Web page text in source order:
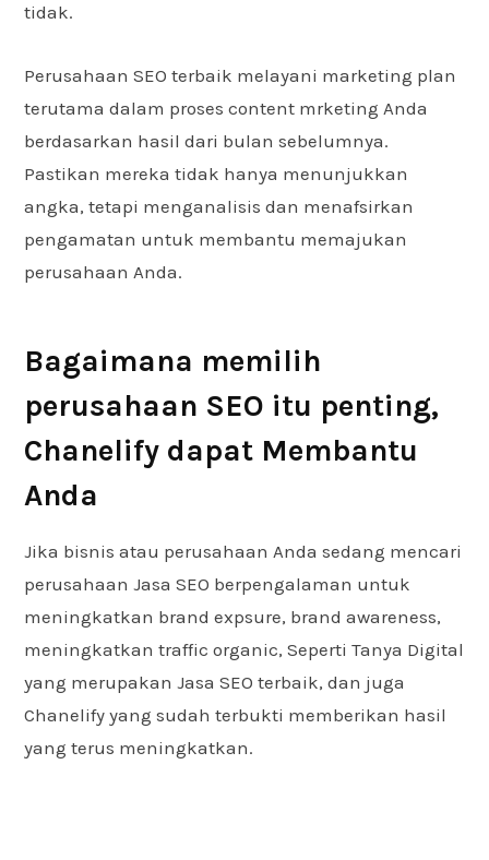
tidak.
Perusahaan SEO terbaik melayani marketing plan
terutama dalam proses content mrketing Anda
berdasarkan hasil dari bulan sebelumnya.
Pastikan mereka tidak hanya menunjukkan
angka, tetapi menganalisis dan menafsirkan
pengamatan untuk membantu memajukan
perusahaan Anda.
Bagaimana memilih
perusahaan SEO itu penting,
Chanelify dapat Membantu
Anda
Jika bisnis atau perusahaan Anda sedang mencari
perusahaan Jasa SEO berpengalaman untuk
meningkatkan brand expsure, brand awareness,
meningkatkan traffic organic, Seperti Tanya Digital
yang merupakan Jasa SEO terbaik, dan juga
Chanelify yang sudah terbukti memberikan hasil
yang terus meningkatkan.